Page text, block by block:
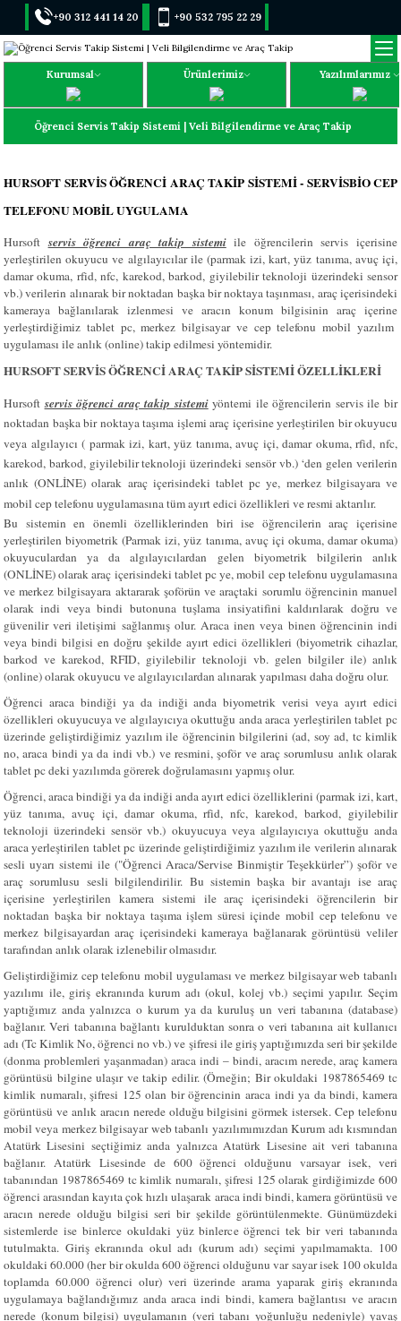
+90 312 441 14 20 +90 532 795 22 29
Kurumsal Ürünlerimiz Yazılımlarımız
Öğrenci Servis Takip Sistemi | Veli Bilgilendirme ve Araç Takip
HURSOFT SERVİS ÖĞRENCİ ARAÇ TAKİP SİSTEMİ - SERVİSBİO CEP
TELEFONU MOBİL UYGULAMA
Hursoftservis öğrenci araç takip sistemiile öğrencilerin servis içerisine
yerleştirilen okuyucu ve algılayıcılar ile (parmak izi, kart, yüz tanıma, avuç içi,
damar okuma, rfid, nfc, karekod, barkod, giyilebilir teknoloji üzerindeki sensor
vb.) verilerin alınarak bir noktadan başka bir noktaya taşınması, araç içerisindeki
kameraya bağlanılarak izlenmesi ve aracın konum bilgisinin araç içerine
yerleştirdiğimiz tablet pc, merkez bilgisayar ve cep telefonu mobil yazılım
uygulaması ile anlık (online) takip edilmesi yöntemidir.
HURSOFT SERVİS ÖĞRENCİ ARAÇ TAKİP SİSTEMİ ÖZELLİKLERİ
Hursoft servis öğrenci araç takip sistemiyöntemi ile öğrencilerin servis ile bir
noktadan başka bir noktaya taşıma işlemi araç içerisine yerleştirilen bir okuyucu
veya algılayıcı ( parmak izi, kart, yüz tanıma, avuç içi, damar okuma, rfid, nfc,
karekod, barkod, giyilebilir teknoloji üzerindeki sensör vb.) ‘den gelen verilerin
anlık (ONLİNE) olarak araç içerisindeki tablet pc ye, merkez bilgisayara ve
mobil cep telefonu uygulamasına tüm ayırt edici özellikleri ve resmi aktarılır.
Bu sistemin en önemli özelliklerinden biri ise öğrencilerin araç içerisine
yerleştirilen biyometrik (Parmak izi, yüz tanıma, avuç içi okuma, damar okuma)
okuyuculardan ya da algılayıcılardan gelen biyometrik bilgilerin anlık
(ONLİNE) olarak araç içerisindeki tablet pc ye, mobil cep telefonu uygulamasına
ve merkez bilgisayara aktararak şoförün ve araçtaki sorumlu öğrencinin manuel
olarak indi veya bindi butonuna tuşlama insiyatifini kaldırılarak doğru ve
güvenilir veri iletişimi sağlanmış olur. Araca inen veya binen öğrencinin indi
veya bindi bilgisi en doğru şekilde ayırt edici özellikleri (biyometrik cihazlar,
barkod ve karekod, RFID, giyilebilir teknoloji vb. gelen bilgiler ile) anlık
(online) olarak okuyucu ve algılayıcılardan alınarak yapılması daha doğru olur.
Öğrenci araca bindiği ya da indiği anda biyometrik verisi veya ayırt edici
özellikleri okuyucuya ve algılayıcıya okuttuğu anda araca yerleştirilen tablet pc
üzerinde geliştirdiğimiz yazılım ile öğrencinin bilgilerini (ad, soy ad, tc kimlik
no, araca bindi ya da indi vb.) ve resmini, şoför ve araç sorumlusu anlık olarak
tablet pc deki yazılımda görerek doğrulamasını yapmış olur.
Öğrenci, araca bindiği ya da indiği anda ayırt edici özelliklerini (parmak izi, kart,
yüz tanıma, avuç içi, damar okuma, rfid, nfc, karekod, barkod, giyilebilir
teknoloji üzerindeki sensör vb.) okuyucuya veya algılayıcıya okuttuğu anda
araca yerleştirilen tablet pc üzerinde geliştirdiğimiz yazılım ile verilerin alınarak
sesli uyarı sistemi ile ("Öğrenci Araca/Servise Binmiştir Teşekkürler”) şoför ve
araç sorumlusu sesli bilgilendirilir. Bu sistemin başka bir avantajı ise araç
içerisine yerleştirilen kamera sistemi ile araç içerisindeki öğrencilerin bir
noktadan başka bir noktaya taşıma işlem süresi içinde mobil cep telefonu ve
merkez bilgisayardan araç içerisindeki kameraya bağlanarak görüntüsü veliler
tarafından anlık olarak izlenebilir olmasıdır.
Geliştirdiğimiz cep telefonu mobil uygulaması ve merkez bilgisayar web tabanlı
yazılımı ile, giriş ekranında kurum adı (okul, kolej vb.) seçimi yapılır. Seçim
yaptığımız anda yalnızca o kurum ya da kuruluş un veri tabanına (database)
bağlanır. Veri tabanına bağlantı kurulduktan sonra o veri tabanına ait kullanıcı
adı (Tc Kimlik No, öğrenci no vb.) ve şifresi ile giriş yaptığımızda seri bir şekilde
(donma problemleri yaşanmadan) araca indi – bindi, aracım nerede, araç kamera
görüntüsü bilgine ulaşır ve takip edilir. (Örneğin; Bir okuldaki 1987865469 tc
kimlik numaralı, şifresi 125 olan bir öğrencinin araca indi ya da bindi, kamera
görüntüsü ve anlık aracın nerede olduğu bilgisini görmek istersek. Cep telefonu
mobil veya merkez bilgisayar web tabanlı yazılımımızdan Kurum adı kısmından
Atatürk Lisesini seçtiğimiz anda yalnızca Atatürk Lisesine ait veri tabanına
bağlanır. Atatürk Lisesinde de 600 öğrenci olduğunu varsayar isek, veri
tabanından 1987865469 tc kimlik numaralı, şifresi 125 olarak girdiğimizde 600
öğrenci arasından kayıta çok hızlı ulaşarak araca indi bindi, kamera görüntüsü ve
aracın nerede olduğu bilgisi seri bir şekilde görüntülenmekte. Günümüzdeki
sistemlerde ise binlerce okuldaki yüz binlerce öğrenci tek bir veri tabanında
tutulmakta. Giriş ekranında okul adı (kurum adı) seçimi yapılmamakta. 100
okuldaki 60.000 (her bir okulda 600 öğrenci olduğunu var sayar isek 100 okulda
toplamda 60.000 öğrenci olur) veri üzerinde arama yaparak giriş ekranında
uygulamaya bağlandığımız anda araca indi bindi, kamera bağlantısı ve aracın
nerede (konum bilgisi) uygulamanın (veri tabanı yoğunluğu nedeniyle) yavaş